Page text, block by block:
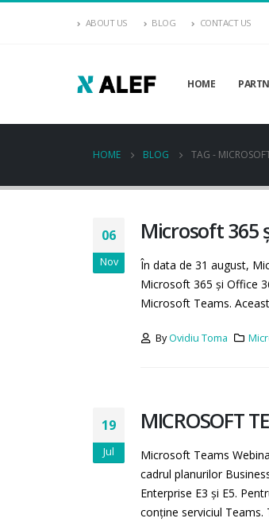
ABOUT US BLOG CONTACT US
HOME
HOME BLOG TAG -
06
Nov
Microsoft 365
În data de 31 august,
Microsoft 365 și Office
Microsoft Teams.
ByOvidiu Toma
19
Jul
MICROSOFT
Microsoft Teams
cadrul planurilor
Enterprise E3 și E5.
conține serviciul Teams.